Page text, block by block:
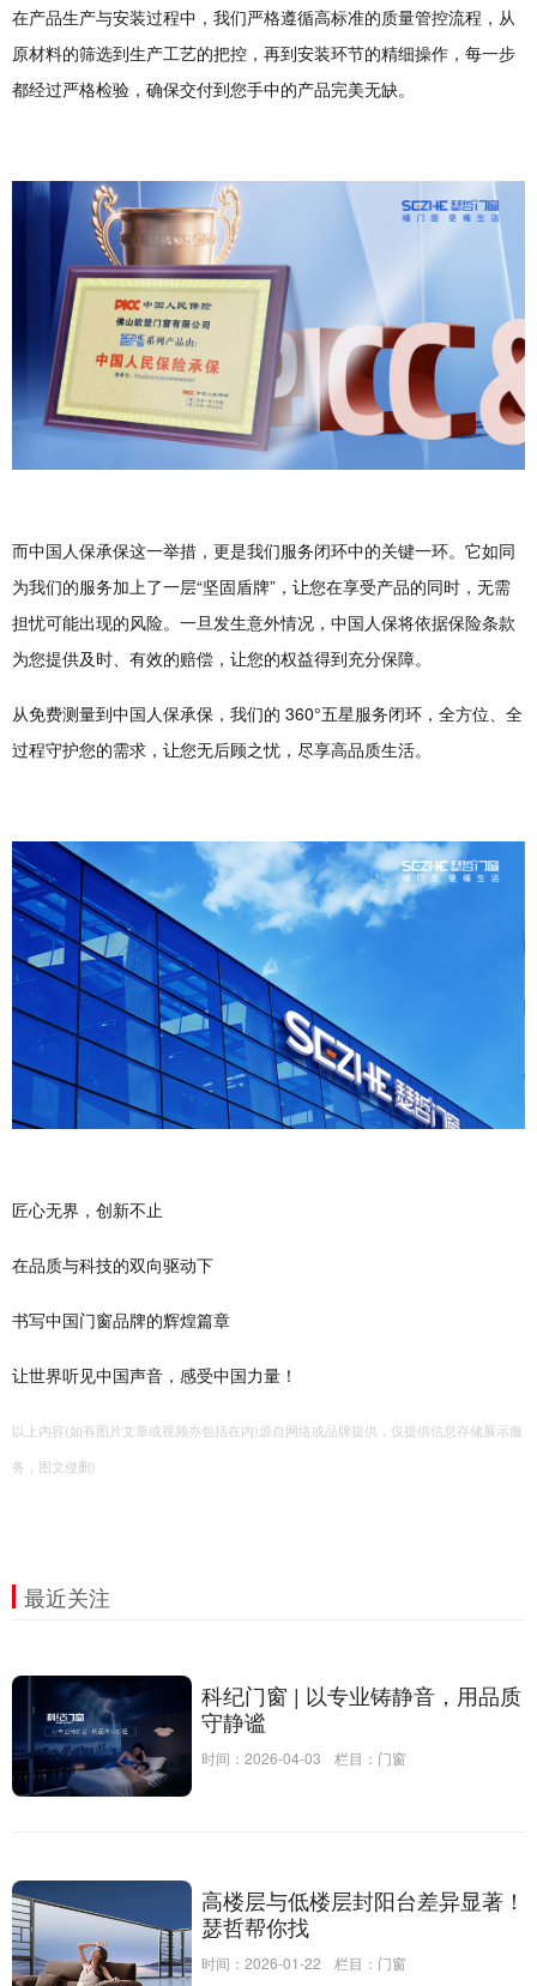
在产品生产与安装过程中，我们严格遵循高标准的质量管控流程，从
原材料的筛选到生产工艺的把控，再到安装环节的精细操作，每一步
都经过严格检验，确保交付到您手中的产品完美无缺。
而中国人保承保这一举措，更是我们服务闭环中的关键一环。它如同
为我们的服务加上了一层“坚固盾牌”，让您在享受产品的同时，无需
担忧可能出现的风险。一旦发生意外情况，中国人保将依据保险条款
为您提供及时、有效的赔偿，让您的权益得到充分保障。
从免费测量到中国人保承保，我们的 360°五星服务闭环，全方位、全
过程守护您的需求，让您无后顾之忧，尽享高品质生活。
匠心无界，创新不止
在品质与科技的双向驱动下
书写中国门窗品牌的辉煌篇章
让世界听见中国声音，感受中国力量！
以上内容(如有图片文章或视频亦包括在内)源自网络或品牌提供，仅提供信息存储展示服
务，图文侵删)
最近关注
科纪门窗 | 以专业铸静音，用品质
守静谧
时间：2026-04-03 栏目： 门窗
高楼层与低楼层封阳台差异显著！
瑟哲帮你找
时间：2026-01-22 栏目： 门窗